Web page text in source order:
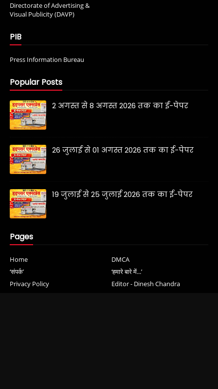
Directorate of Advertising &
Visual Publicity (DAVP)
PIB
Press Information Bureau
Popular Posts
2 अगस्त से 8 अगस्त 2026 तक का ई-पेपर
26 जुलाई से 01 अगस्त 2026 तक का ई-पेपर
19 जुलाई से 25 जुलाई 2026 तक का ई-पेपर
Pages
Home
DMCA
‘संपर्क’
‘हमारे बारे में...’
Privacy Policy
Editor - Dinesh Chandra